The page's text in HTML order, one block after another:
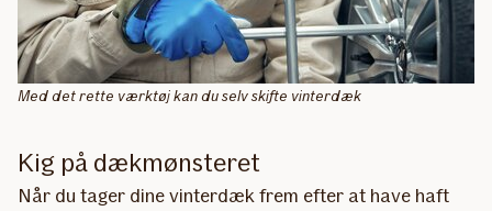
Med det rette værktøj kan du selv skifte vinterdæk
Kig på dækmønsteret
Når du tager dine vinterdæk frem efter at have haft